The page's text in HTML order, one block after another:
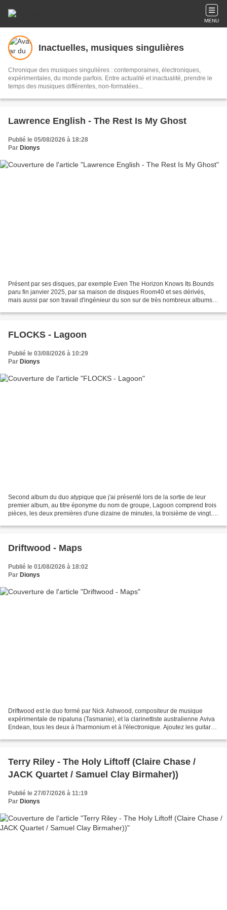
MENU
Inactuelles, musiques singulières
Chronique des musiques singulières : contemporaines, électroniques,
expérimentales, du monde parfois. Entre actualité et inactualité, prendre le
temps des musiques différentes, non-formatées...
Lawrence English - The Rest Is My Ghost
Publié le 05/08/2026 à 18:28
Par Dionys
Présent par ses disques, par exemple Even The Horizon Knows Its Bounds
paru fin janvier 2025, par sa maison de disques Room40 et ses dérivés,
mais aussi par son travail d'ingénieur du son sur de très nombreux albums,
FLOCKS - Lagoon
Publié le 03/08/2026 à 10:29
Par Dionys
Second album du duo atypique que j'ai présenté lors de la sortie de leur
premier album, au titre éponyme du nom de groupe, Lagoon comprend trois
pièces, les deux premières d'une dizaine de minutes, la troisième de vingt.
Driftwood - Maps
Publié le 01/08/2026 à 18:02
Par Dionys
Driftwood est le duo formé par Nick Ashwood, compositeur de musique
expérimentale de nipaluna (Tasmanie), et la clarinettiste australienne Aviva
Endean, tous les deux à l'harmonium et à l'électronique. Ajoutez les guitares
Terry Riley - The Holy Liftoff (Claire Chase /
JACK Quartet / Samuel Clay Birmaher))
Publié le 27/07/2026 à 11:19
Par Dionys